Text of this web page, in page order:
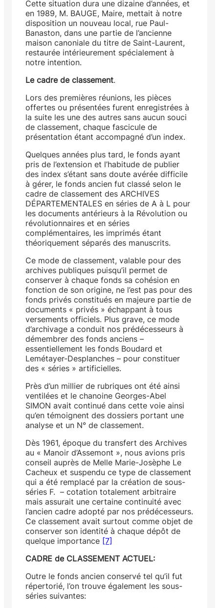
Cette situation dura une dizaine d’années, et
en 1989, M. BAUGE, Maire, mettait à notre
disposition un nouveau local, rue Paul-
Banaston, dans une partie de l’ancienne
maison canoniale du titre de Saint-Laurent,
restaurée intérieurement spécialement à
notre intention.
Le cadre de classement.
Lors des premières réunions, les pièces
offertes ou présentées furent enregistrées à
la suite les une des autres sans aucun souci
de classement, chaque fascicule de
présentation étant accompagné d’un index.
Quelques années plus tard, le fonds ayant
pris de l’extension et l’habitude de publier
des index s’étant sans doute avérée difficile
à gérer, le fonds ancien fut classé selon le
cadre de classement des ARCHIVES
DÉPARTEMENTALES en séries de A à L pour
les documents antérieurs à la Révolution ou
révolutionnaires et en séries
complémentaires, les imprimés étant
théoriquement séparés des manuscrits.
Ce mode de classement, valable pour des
archives publiques puisqu’il permet de
conserver à chaque fonds sa cohésion en
fonction de son origine, ne l’est pas pour des
fonds privés constitués en majeure partie de
documents « privés » échappant à tous
versements officiels. Plus grave, ce mode
d’archivage a conduit nos prédécesseurs à
démembrer des fonds anciens –
essentiellement les fonds Boudard et
Lemétayer-Desplanches – pour constituer
des « séries » artificielles.
Près d’un millier de rubriques ont été ainsi
ventilées et le chanoine Georges-Abel
SIMON avait continué dans cette voie ainsi
qu’en témoignent des dossiers portant une
analyse et un N° de classement.
Dès 1961, époque du transfert des Archives
au « Manoir d’Assemont », nous avions pris
conseil auprès de Melle Marie-Josèphe Le
Cacheux et suspendu ce type de classement
qui a été remplacé par la création de sous-
séries F. – cotation totalement arbitraire
mais assurait une certaine continuité avec
l’ancien cadre adopté par nos prédécesseurs.
Ce classement avait surtout comme objet de
conserver son identité à chaque dépôt de
quelque importance [7]
CADRE de CLASSEMENT ACTUEL:
Outre le fonds ancien conservé tel qu’il fut
répertorié, l’on trouve également les sous-
séries suivantes: